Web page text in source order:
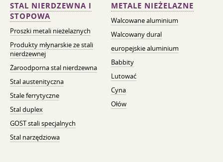
STAL NIERDZEWNA I
STOPOWA
Proszki metali nieżelaznych
Produkty młynarskie ze stali
nierdzewnej
Żaroodporna stal nierdzewna
Stal austenityczna
Stale ferrytyczne
Stal duplex
GOST stali specjalnych
Stal narzędziowa
METALE NIEŻELAZNE
Walcowane aluminium
Walcowany dural
europejskie aluminium
Babbity
Lutować
Cyna
Ołów